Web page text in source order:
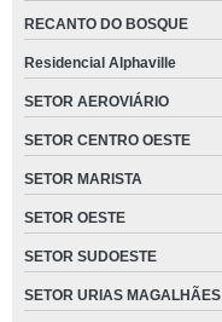
RECANTO DO BOSQUE
Residencial Alphaville
SETOR AEROVIÁRIO
SETOR CENTRO OESTE
SETOR MARISTA
SETOR OESTE
SETOR SUDOESTE
SETOR URIAS MAGALHÃES